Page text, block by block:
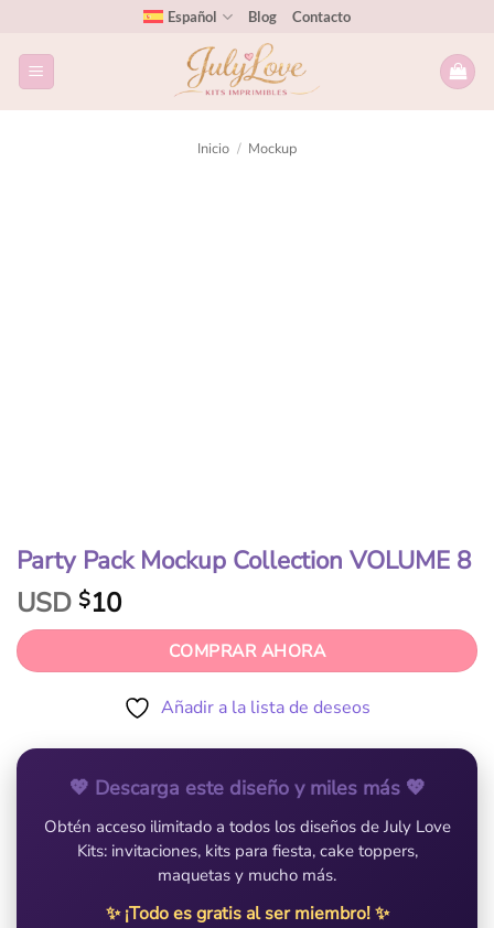
Español Blog Contacto
Inicio / Mockup
Party Pack Mockup Collection VOLUME 8
USD $10
COMPRAR AHORA
Añadir a la lista de deseos
💖 Descarga este diseño y miles más 💖
Obtén acceso ilimitado a todos los diseños de July Love
Kits: invitaciones, kits para fiesta, cake toppers,
maquetas y mucho más.
✨ ¡Todo es gratis al ser miembro! ✨